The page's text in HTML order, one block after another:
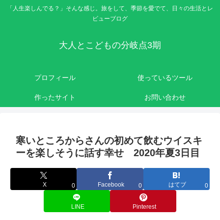
「人生楽しんでる？」そんな感じ。旅をして、季節を愛でて、日々の生活とレ
ビューブログ
大人とこどもの分岐点3期
プロフィール 使っているツール
作ったサイト お問い合わせ
寒いところからさんの初めて飲むウイスキ
ーを楽しそうに話す幸せ 2020年夏3日目
X 0 Facebook 0 はてブ 0
LINE Pinterest